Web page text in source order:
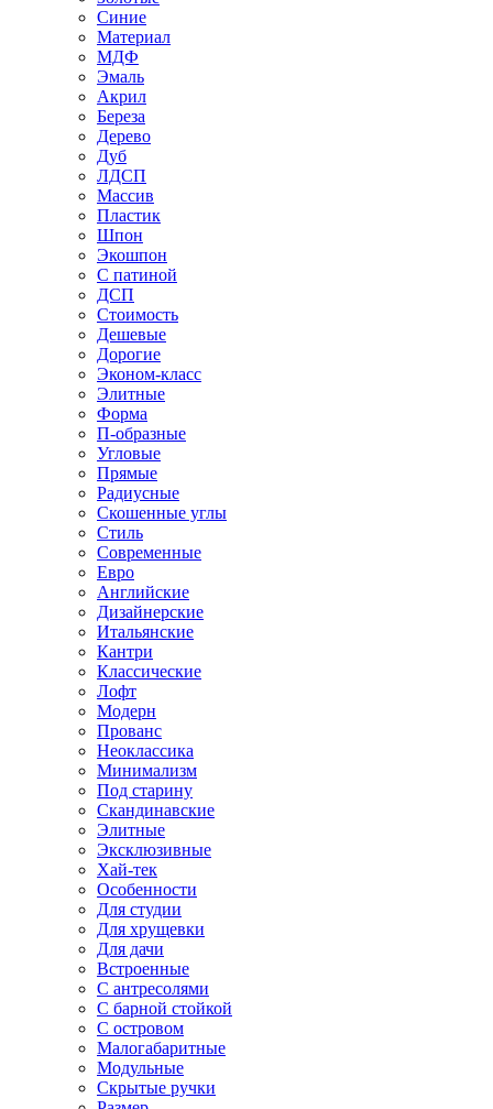
Синие
Материал
МДФ
Эмаль
Акрил
Береза
Дерево
Дуб
ЛДСП
Массив
Пластик
Шпон
Экошпон
С патиной
ДСП
Стоимость
Дешевые
Дорогие
Эконом-класс
Элитные
Форма
П-образные
Угловые
Прямые
Радиусные
Скошенные углы
Стиль
Современные
Евро
Английские
Дизайнерские
Итальянские
Кантри
Классические
Лофт
Модерн
Прованс
Неоклассика
Минимализм
Под старину
Скандинавские
Элитные
Эксклюзивные
Хай-тек
Особенности
Для студии
Для хрущевки
Для дачи
Встроенные
С антресолями
С барной стойкой
С островом
Малогабаритные
Модульные
Скрытые ручки